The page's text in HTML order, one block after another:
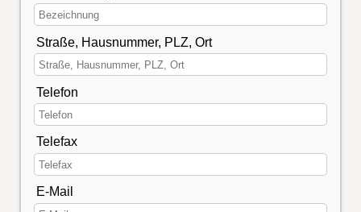
Straße, Hausnummer, PLZ, Ort
Telefon
Telefax
E-Mail